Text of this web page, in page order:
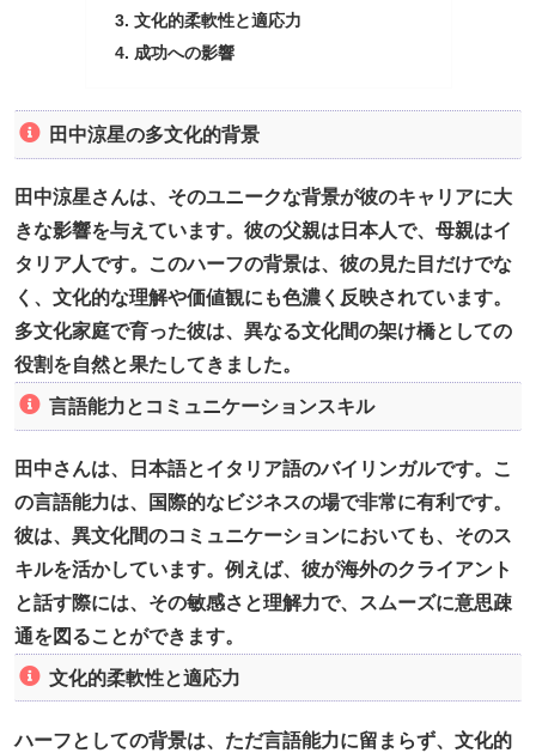
文化的柔軟性と適応力
成功への影響
田中涼星の多文化的背景
田中涼星さんは、そのユニークな背景が彼のキャリアに大
きな影響を与えています。彼の父親は日本人で、母親はイ
タリア人です。このハーフの背景は、彼の見た目だけでな
く、文化的な理解や価値観にも色濃く反映されています。
多文化家庭で育った彼は、異なる文化間の架け橋としての
役割を自然と果たしてきました。
言語能力とコミュニケーションスキル
田中さんは、日本語とイタリア語のバイリンガルです。こ
の言語能力は、国際的なビジネスの場で非常に有利です。
彼は、異文化間のコミュニケーションにおいても、そのス
キルを活かしています。例えば、彼が海外のクライアント
と話す際には、その敏感さと理解力で、スムーズに意思疎
通を図ることができます。
文化的柔軟性と適応力
ハーフとしての背景は、ただ言語能力に留まらず、文化的